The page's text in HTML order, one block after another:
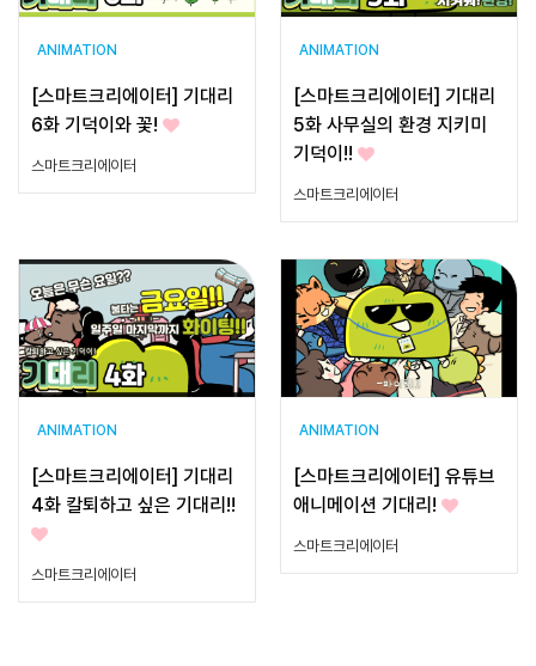
ANIMATION
[스마트크리에이터] 기대리
6화 기덕이와 꽃!
스마트크리에이터
ANIMATION
[스마트크리에이터] 기대리
5화 사무실의 환경 지키미
기덕이!!
스마트크리에이터
ANIMATION
[스마트크리에이터] 기대리
4화 칼퇴하고 싶은 기대리!!
스마트크리에이터
ANIMATION
[스마트크리에이터] 유튜브
애니메이션 기대리!
스마트크리에이터